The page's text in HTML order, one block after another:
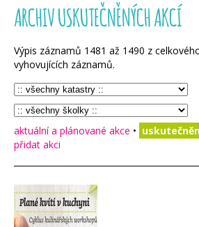
ARCHIV USKUTEČNĚNÝCH AKCÍ
Výpis záznamů 1481 až 1490 z
vyhovujících záznamů.
aktuální a plánované akce •
přidat akci